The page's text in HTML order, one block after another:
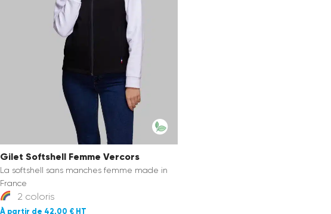
Gilet Softshell Femme Vercors
La softshell sans manches femme made in
France
2 coloris
42,00 €